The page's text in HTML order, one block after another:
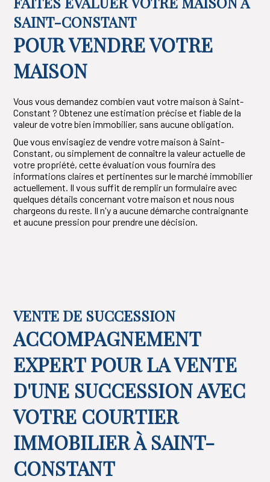
SAINT-CONSTANT
POUR VENDRE VOTRE
MAISON
Vous vous demandez combien vaut votre maison à Saint-
Constant ? Obtenez une estimation précise et fiable de la
valeur de votre bien immobilier, sans aucune obligation.
Que vous envisagiez de vendre votre maison à Saint-
Constant, ou simplement de connaître la valeur actuelle de
votre propriété, cette évaluation vous fournira des
informations claires et pertinentes sur le marché immobilier
actuellement. Il vous suffit de remplir un formulaire avec
quelques détails concernant votre maison et nous nous
chargeons du reste. Il n'y a aucune démarche contraignante
et aucune pression pour prendre une décision.
VENTE DE SUCCESSION
ACCOMPAGNEMENT
EXPERT POUR LA VENTE
D'UNE SUCCESSION AVEC
VOTRE COURTIER
IMMOBILIER À SAINT-
CONSTANT